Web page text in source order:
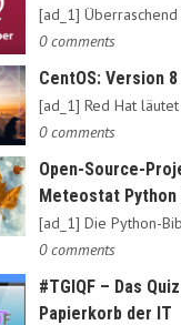
0 comments
CentOS: Version
0 comments
Open-Source-
Meteostat Python
0 comments
#TGIQF – Das
Papierkorb der IT